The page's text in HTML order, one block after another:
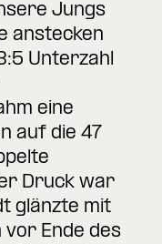
Jungs
anstecken
Unterzahl
eine
auf die 47
Druck war
glänzte mit
Ende des